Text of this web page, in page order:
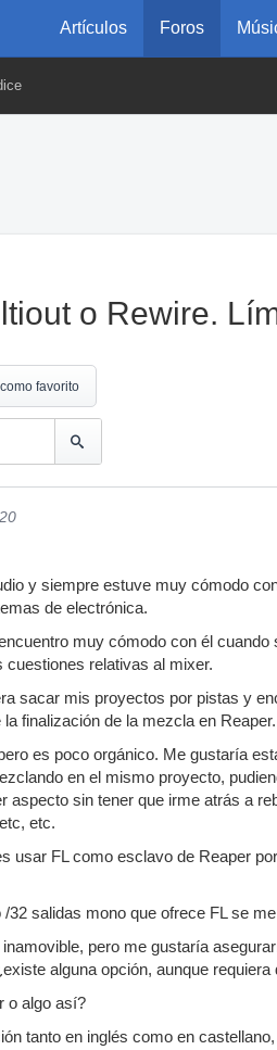
Artículos Foros
o Rewire.
favorito
y siempre estuve muy cómodo
de electrónica.
muy cómodo con él cuando
cuestiones relativas al mixer.
sacar mis proyectos por pistas y
finalización de la mezcla en Reaper.
es poco orgánico. Me gustaría
en el mismo proyecto,
aspecto sin tener que irme atrás a
etc.
usar FL como esclavo de Reaper
32 salidas mono que ofrece FL se
pero me gustaría
alguna opción, aunque
o algo así?
tanto en inglés como en